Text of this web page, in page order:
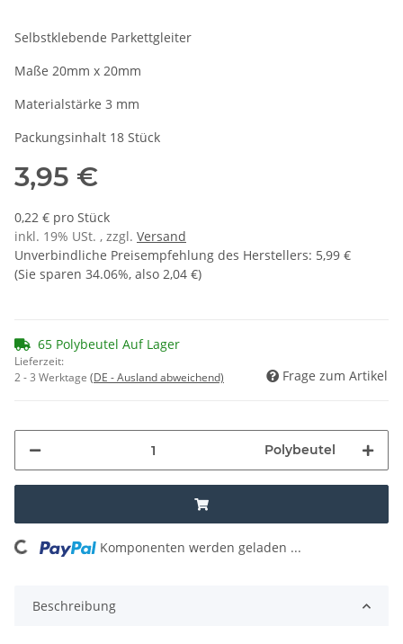
Selbstklebende Parkettgleiter
Maße 20mm x 20mm
Materialstärke 3 mm
Packungsinhalt 18 Stück
3,95 €
0,22 € pro Stück
inkl. 19% USt. , zzgl. Versand
Unverbindliche Preisempfehlung des Herstellers: 5,99 €
(Sie sparen 34.06%, also 2,04 €)
65 Polybeutel Auf Lager
Lieferzeit:
2 - 3 Werktage (DE - Ausland abweichend) Frage zum Artikel
Polybeutel
Komponenten werden geladen ...
Beschreibung